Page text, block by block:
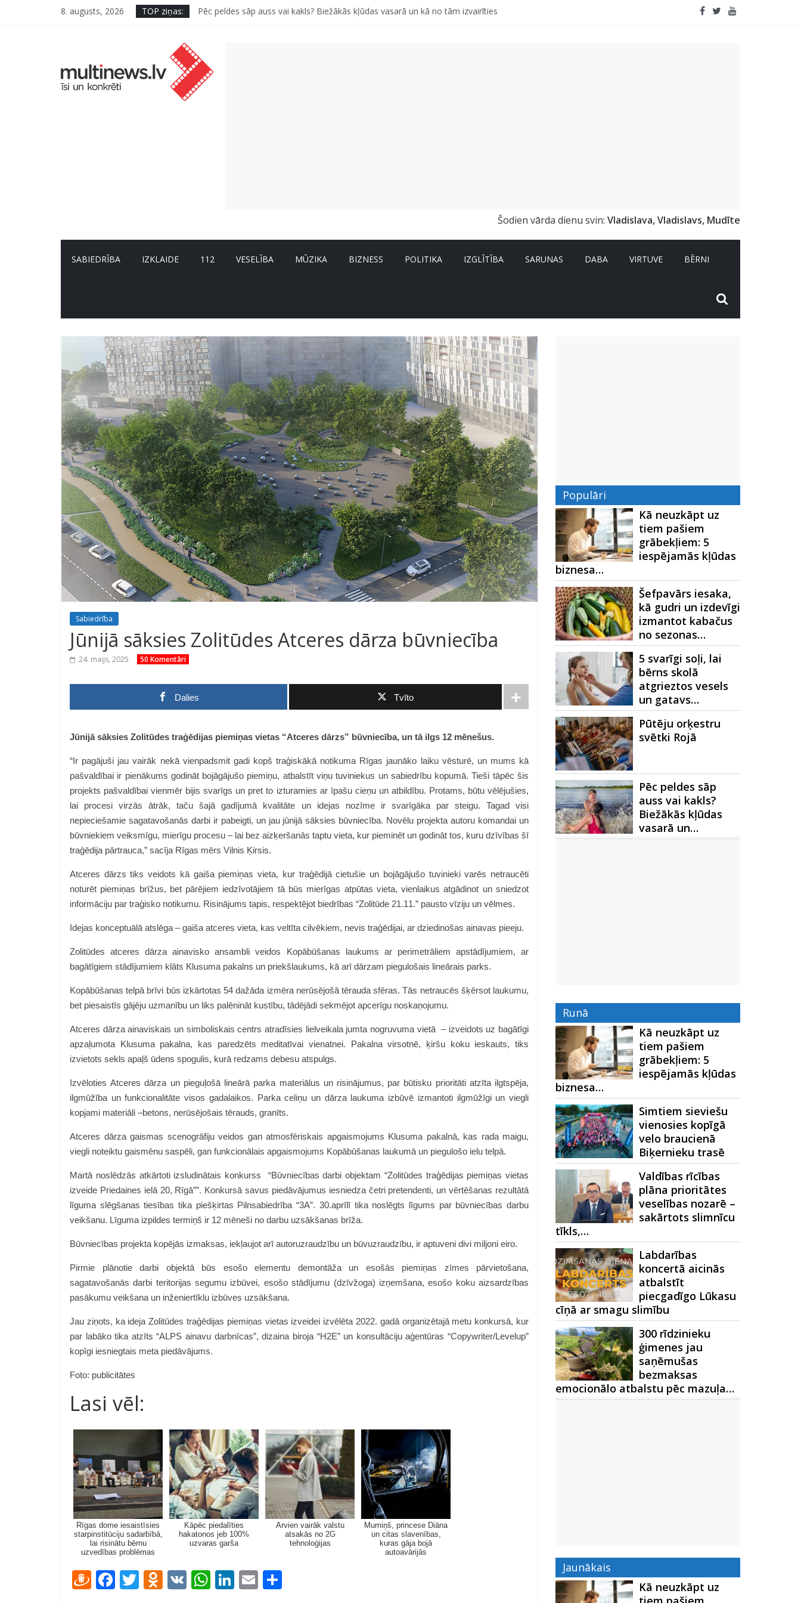
8. augusts, 2026 TOP ziņas:
Pēc peldes sāp auss vai kakls? Biežākās kļūdas vasarā un kā no tām izvairīties
Pūtēju orķestru svētki Rojā
Šodien vārda dienu svin: Vladislava, Vladislavs, Mudīte
SABIEDRĪBA IZKLAIDE 112 VESELĪBA MŪZIKA BIZNESS POLITIKA IZGLĪTĪBA SARUNAS DABA VIRTUVE BĒRNI
Sabiedrība
Jūnijā sāksies Zolitūdes Atceres dārza būvniecība
24. maijs, 2025 50 Komentāri
Dalies Tvīto
Jūnijā sāksies Zolitūdes traģēdijas piemiņas vietas “Atceres dārzs” būvniecība, un tā ilgs 12 mēnešus.
“Ir pagājuši jau vairāk nekā vienpadsmit gadi kopš traģiskākā notikuma Rīgas jaunāko laiku vēsturē, un mums kā
pašvaldībai ir pienākums godināt bojāgājušo piemiņu, atbalstīt viņu tuviniekus un sabiedrību kopumā. Tieši tāpēc šis
projekts pašvaldībai vienmēr bijis svarīgs un pret to izturamies ar īpašu cieņu un atbildību. Protams, būtu vēlējušies,
lai procesi virzās ātrāk, taču šajā gadījumā kvalitāte un idejas nozīme ir svarīgāka par steigu. Tagad visi
nepieciešamie sagatavošanās darbi ir pabeigti, un jau jūnijā sāksies būvniecība. Novēlu projekta autoru komandai un
būvniekiem veiksmīgu, mierīgu procesu – lai bez aizķeršanās taptu vieta, kur pieminēt un godināt tos, kuru dzīvības šī
traģēdija pārtrauca,” sacīja Rīgas mērs Vilnis Ķirsis.
Atceres dārzs tiks veidots kā gaiša piemiņas vieta, kur traģēdijā cietušie un bojāgājušo tuvinieki varēs netraucēti
noturēt piemiņas brīžus, bet pārējiem iedzīvotājiem tā būs mierīgas atpūtas vieta, vienlaikus atgādinot un sniedzot
informāciju par traģisko notikumu. Risinājums tapis, respektējot biedrības “Zolitūde 21.11.” pausto vīziju un vēlmes.
Idejas konceptuālā atslēga – gaiša atceres vieta, kas veltīta cilvēkiem, nevis traģēdijai, ar dziedinošas ainavas pieeju.
Zolitūdes atceres dārza ainavisko ansambli veidos Kopābūšanas laukums ar perimetrāliem apstādījumiem, ar
bagātīgiem stādījumiem klāts Klusuma pakalns un priekšlaukums, kā arī dārzam piegulošais lineārais parks.
Kopābūšanas telpā brīvi būs izkārtotas 54 dažāda izmēra nerūsējošā tērauda sfēras. Tās netraucēs šķērsot laukumu,
bet piesaistīs gājēju uzmanību un liks palēnināt kustību, tādējādi sekmējot apcerīgu noskaņojumu.
Atceres dārza ainaviskais un simboliskais centrs atradīsies lielveikala jumta nogruvuma vietā – izveidots uz bagātīgi
apzaļumota Klusuma pakalna, kas paredzēts meditatīvai vienatnei. Pakalna virsotnē, ķiršu koku ieskauts, tiks
izvietots sekls apaļš ūdens spogulis, kurā redzams debesu atspulgs.
Izvēloties Atceres dārza un pieguļošā lineārā parka materiālus un risinājumus, par būtisku prioritāti atzīta ilgtspēja,
ilgmūžība un funkcionalitāte visos gadalaikos. Parka celiņu un dārza laukuma izbūvē izmantoti ilgmūžīgi un viegli
kopjami materiāli –betons, nerūsējošais tērauds, granīts. ​
Atceres dārza gaismas scenogrāfiju veidos gan atmosfēriskais apgaismojums Klusuma pakalnā, kas rada maigu,
viegli noteiktu gaismēnu saspēli, gan funkcionālais apgaismojums Kopābūšanas laukumā un piegulošo ielu telpā.​
Martā noslēdzās atkārtoti izsludinātais konkurss “Būvniecības darbi objektam “Zolitūdes traģēdijas piemiņas vietas
izveide Priedaines ielā 20, Rīgā””. Konkursā savus piedāvājumus iesniedza četri pretendenti, un vērtēšanas rezultātā
līguma slēgšanas tiesības tika piešķirtas Pilnsabiedrība “3A”. 30.aprīlī tika noslēgts līgums par būvniecības darbu
veikšanu. Līguma izpildes termiņš ir 12 mēneši no darbu uzsākšanas brīža.
Būvniecības projekta kopējās izmaksas, iekļaujot arī autoruzraudzību un būvuzraudzību, ir aptuveni divi miljoni eiro.
Pirmie plānotie darbi objektā būs esošo elementu demontāža un esošās piemiņas zīmes pārvietošana,
sagatavošanās darbi teritorijas segumu izbūvei, esošo stādījumu (dzīvžoga) izņemšana, esošo koku aizsardzības
pasākumu veikšana un inženiertīklu izbūves uzsākšana.
Jau ziņots, ka ideja Zolitūdes traģēdijas piemiņas vietas izveidei izvēlēta 2022. gadā organizētajā metu konkursā, kur
par labāko tika atzīts “ALPS ainavu darbnīcas”, dizaina biroja “H2E” un konsultāciju aģentūras “Copywriter/Levelup”
kopīgi iesniegtais meta piedāvājums.
Foto: publicitātes
Lasi vēl:
Rīgas dome iesaistīsies
starpinstitūciju sadarbībā,
lai risinātu bērnu
uzvedības problēmas
Kāpēc piedalīties
hakatonos jeb 100%
uzvaras garša
Arvien vairāk valstu
atsakās no 2G
tehnoloģijas
Mumiņš, princese Diāna
un citas slavenības,
kuras gāja bojā
autoavārijās
D F T O V W Li E
Populāri
Kā neuzkāpt uz
tiem pašiem
grābekļiem: 5
iespējamās kļūdas
biznesa…
Šefpavārs iesaka,
kā gudri un izdevīgi
izmantot kabačus
no sezonas…
5 svarīgi soļi, lai
bērns skolā
atgrieztos vesels
un gatavs…
Pūtēju orķestru
svētki Rojā
Pēc peldes sāp
auss vai kakls?
Biežākās kļūdas
vasarā un…
Runā
Kā neuzkāpt uz
tiem pašiem
grābekļiem: 5
iespējamās kļūdas
biznesa…
Simtiem sieviešu
vienosies kopīgā
velo braucienā
Biķernieku trasē
Valdības rīcības
plāna prioritātes
veselības nozarē –
sakārtots slimnīcu
tīkls,…
Labdarības
koncertā aicinās
atbalstīt
piecgadīgo Lūkasu
cīņā ar smagu slimību
300 rīdzinieku
ģimenes jau
saņēmušas
bezmaksas
emocionālo atbalstu pēc mazuļa…
Jaunākais
Kā neuzkāpt uz